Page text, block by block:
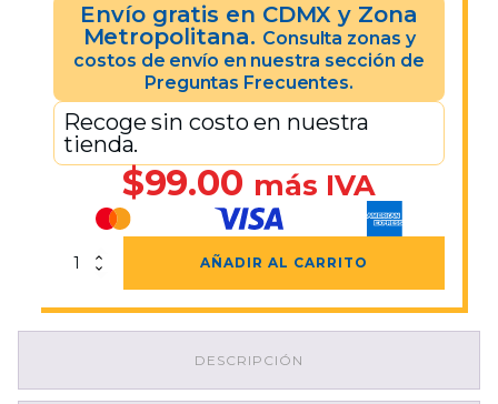
Envío gratis en CDMX y Zona
Metropolitana. Consulta zonas y
costos de envío en nuestra sección de
Preguntas Frecuentes.
Recoge sin costo en nuestra
tienda.
$99.00 más IVA
Bolsa
AÑADIR AL CARRITO
DESCRIPCIÓN